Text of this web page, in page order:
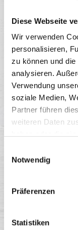
Diese Webseite
Wir verwenden
personalisieren,
zu können und
analysieren.
Verwendung
soziale Medien,
Partner führen
weiteren Daten
Notwendig
Präferenzen
Statistiken
Knusprige
Siziliana Dip (aus